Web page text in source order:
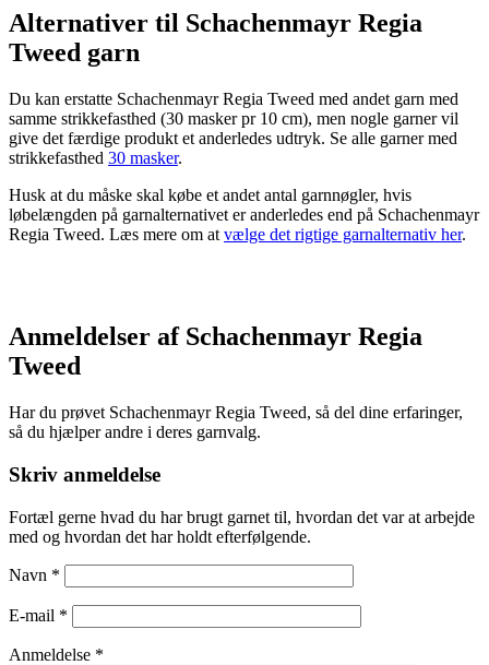
Alternativer til Schachenmayr Regia
Tweed garn
Du kan erstatte Schachenmayr Regia Tweed med andet garn med
samme strikkefasthed (30 masker pr 10 cm), men nogle garner vil
give det færdige produkt et anderledes udtryk. Se alle garner med
strikkefasthed 30 masker.
Husk at du måske skal købe et andet antal garnnøgler, hvis
løbelængden på garnalternativet er anderledes end på Schachenmayr
Regia Tweed. Læs mere om at vælge det rigtige garnalternativ her.
Anmeldelser af Schachenmayr Regia
Tweed
Har du prøvet Schachenmayr Regia Tweed, så del dine erfaringer,
så du hjælper andre i deres garnvalg.
Skriv anmeldelse
Fortæl gerne hvad du har brugt garnet til, hvordan det var at arbejde
med og hvordan det har holdt efterfølgende.
Navn *
E-mail *
Anmeldelse *